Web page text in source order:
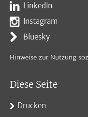
LinkedIn
Instagram
Bluesky
Hinweise zur Nutzung
Diese Seite
Drucken